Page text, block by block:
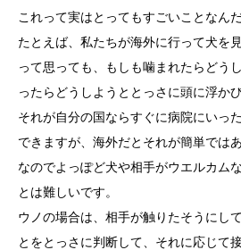
これって実はとってもすごいことなん
たとえば、私たちが海外に行って犬を
って思っても、もしも噛まれたらどう
ったらどうしようととっさに頭に浮かび
それが自分の国ならすぐに病院にいっ
できますが、海外だとそれが簡単ではあ
なのでよっぽど犬や相手がウエルカム
とは難しいです。
ウノの場合は、相手が触りたそうにし
とをとっさに判断して、それに応じて